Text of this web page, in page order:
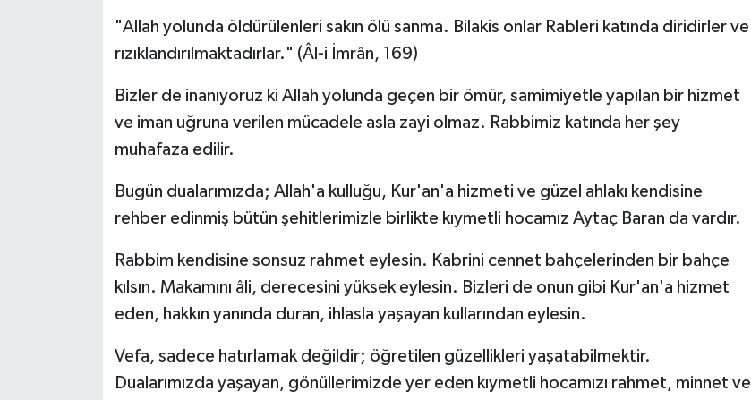
"Allah yolunda öldürülenleri sakın ölü sanma. Bilakis onlar Rableri katında diridirler ve
rızıklandırılmaktadırlar." (Âl-i İmrân, 169)
Bizler de inanıyoruz ki Allah yolunda geçen bir ömür, samimiyetle yapılan bir hizmet
ve iman uğruna verilen mücadele asla zayi olmaz. Rabbimiz katında her şey
muhafaza edilir.
Bugün dualarımızda; Allah'a kulluğu, Kur'an'a hizmeti ve güzel ahlakı kendisine
rehber edinmiş bütün şehitlerimizle birlikte kıymetli hocamız Aytaç Baran da vardır.
Rabbim kendisine sonsuz rahmet eylesin. Kabrini cennet bahçelerinden bir bahçe
kılsın. Makamını âli, derecesini yüksek eylesin. Bizleri de onun gibi Kur'an'a hizmet
eden, hakkın yanında duran, ihlasla yaşayan kullarından eylesin.
Vefa, sadece hatırlamak değildir; öğretilen güzellikleri yaşatabilmektir.
Dualarımızda yaşayan, gönüllerimizde yer eden kıymetli hocamızı rahmet, minnet ve